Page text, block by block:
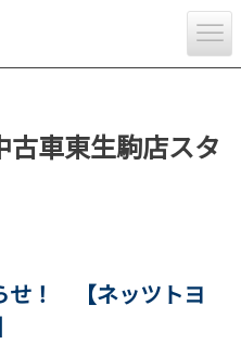
古車東生駒店スタ
せ！ 【ネッツトヨ